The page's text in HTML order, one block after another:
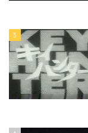
3